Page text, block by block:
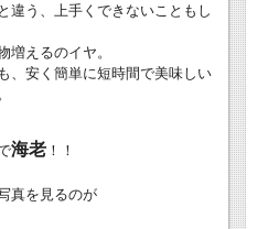
違う、上手くできないこともし
増えるのイヤ。
、安く簡単に短時間で美味しい
海老 ！！
真を見るのが